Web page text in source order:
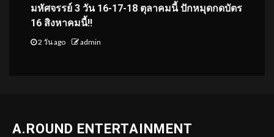
มหัศจรรย์ 3 วัน 16-17-18 ตุลาคมนี้ ปักหมุดกดบัตร
16 สิงหาคมนี้!!
2 วัน ago admin
A.ROUND ENTERTAINMENT